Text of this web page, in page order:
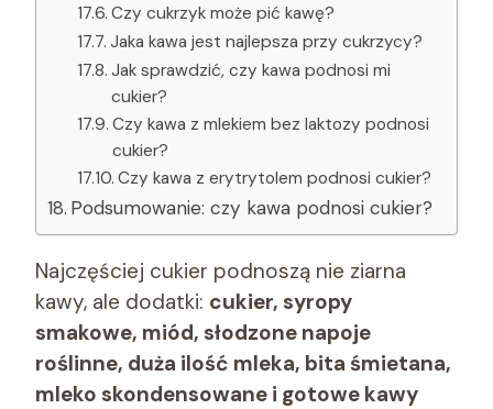
Czy cukrzyk może pić kawę?
Jaka kawa jest najlepsza przy cukrzycy?
Jak sprawdzić, czy kawa podnosi mi
cukier?
Czy kawa z mlekiem bez laktozy podnosi
cukier?
Czy kawa z erytrytolem podnosi cukier?
Podsumowanie: czy kawa podnosi cukier?
Najczęściej cukier podnoszą nie ziarna
kawy, ale dodatki: cukier, syropy
smakowe, miód, słodzone napoje
roślinne, duża ilość mleka, bita śmietana,
mleko skondensowane i gotowe kawy